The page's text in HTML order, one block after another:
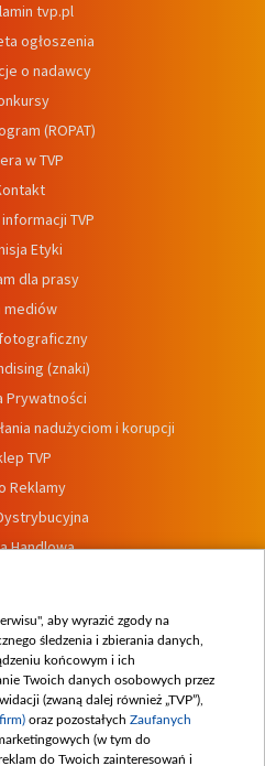
tvp.pl
ogłoszenia
o nadawcy
(ROPAT)
w TVP
TVP
Etyki
dla prasy
mediów
(znaki)
Prywatności
nadużyciom i korupcji
TVP
Reklamy
Handlowa
wewnętrznych
aby wyrazić zgody na
śledzenia i zbierania danych,
końcowym i ich
Twoich danych osobowych przez
(zwaną dalej również „TVP”),
oraz pozostałych Zaufanych
(w tym do
do Twoich zainteresowań i